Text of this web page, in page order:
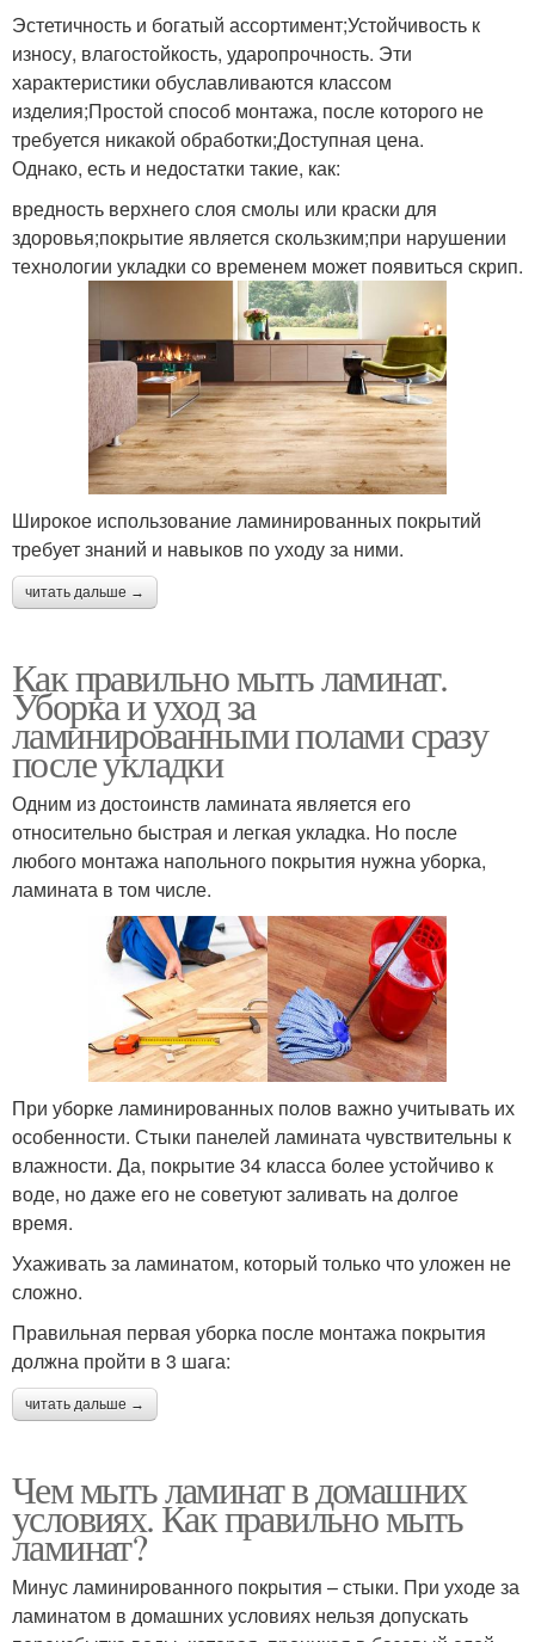
Эстетичность и богатый ассортимент;Устойчивость к
износу, влагостойкость, ударопрочность. Эти
характеристики обуславливаются классом
изделия;Простой способ монтажа, после которого не
требуется никакой обработки;Доступная цена.
Однако, есть и недостатки такие, как:
вредность верхнего слоя смолы или краски для
здоровья;покрытие является скользким;при нарушении
технологии укладки со временем может появиться скрип.
Широкое использование ламинированных покрытий
требует знаний и навыков по уходу за ними.
читать дальше →
Как правильно мыть ламинат.
Уборка и уход за
ламинированными полами сразу
после укладки
Одним из достоинств ламината является его
относительно быстрая и легкая укладка. Но после
любого монтажа напольного покрытия нужна уборка,
ламината в том числе.
При уборке ламинированных полов важно учитывать их
особенности. Стыки панелей ламината чувствительны к
влажности. Да, покрытие 34 класса более устойчиво к
воде, но даже его не советуют заливать на долгое
время.
Ухаживать за ламинатом, который только что уложен не
сложно.
Правильная первая уборка после монтажа покрытия
должна пройти в 3 шага:
читать дальше →
Чем мыть ламинат в домашних
условиях. Как правильно мыть
ламинат?
Минус ламинированного покрытия – стыки. При уходе за
ламинатом в домашних условиях нельзя допускать